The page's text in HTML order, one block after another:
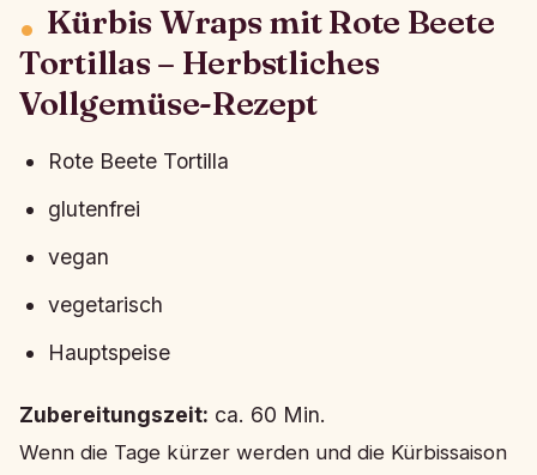
Kürbis Wraps mit Rote Beete
Tortillas – Herbstliches
Vollgemüse-Rezept
Rote Beete Tortilla
glutenfrei
vegan
vegetarisch
Hauptspeise
Zubereitungszeit: ca. 60 Min.
Wenn die Tage kürzer werden und die Kürbissaison